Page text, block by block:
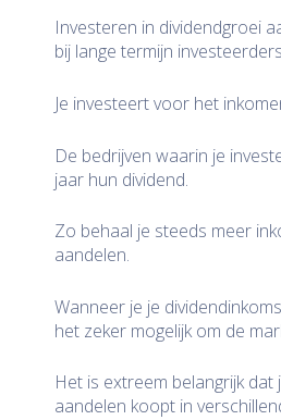
Investeren in dividendgroei
bij lange termijn
Je investeert voor het
De bedrijven waarin je
jaar hun dividend.
Zo behaal je steeds meer
aandelen.
Wanneer je je
het zeker mogelijk om de
Het is extreem belangrijk dat
aandelen koopt in